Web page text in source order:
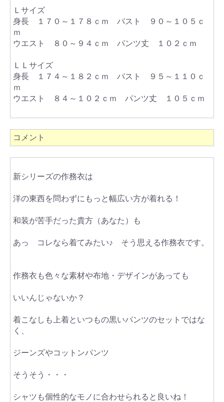
Ｌサイズ
身長 １７０～１７８ｃｍ バスト ９０～１０５ｃ
ｍ
ウエスト ８０～９４ｃｍ パンツ丈 １０２ｃｍ
ＬＬサイズ
身長 １７４～１８２ｃｍ バスト ９５～１１０ｃ
ｍ
ウエスト ８４～１０２ｃｍ パンツ丈 １０５ｃｍ
コメント
新シリーズの作務衣は
洋の東西を問わずにもっと幅広い方が着れる！
和装が苦手だった貴方（あなた）も
あっ コレなら着てみたい♪ そう思える作務衣です。
作務衣も色々な素材や布地・デザインがあっても
いいんじゃないか？
着こなしも上着といつもの黒いパンツのセットではな
く、
ジーンズやコットンパンツ
そうそう・・・
シャツも個性的なモノに合わせられると良いね！